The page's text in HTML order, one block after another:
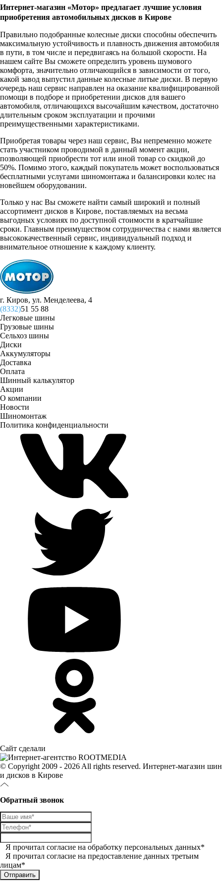
Интернет-магазин «Мотор» предлагает лучшие условия
приобретения автомобильных дисков в Кирове
Правильно подобранные колесные диски способны обеспечить
максимальную устойчивость и плавность движения автомобиля
в пути, в том числе и передвигаясь на большой скорости. На
нашем сайте Вы сможете определить уровень шумового
комфорта, значительно отличающийся в зависимости от того,
какой завод выпустил данные колесные литые диски. В первую
очередь наш сервис направлен на оказание квалифицированной
помощи в подборе и приобретении дисков для вашего
автомобиля, отличающихся высочайшим качеством, достаточно
длительным сроком эксплуатации и прочими
преимущественными характеристиками.
Приобретая товары через наш сервис, Вы непременно можете
стать участником проводимой в данный момент акции,
позволяющей приобрести тот или иной товар со скидкой до
50%. Помимо этого, каждый покупатель может воспользоваться
бесплатными услугами шиномонтажа и балансировки колес на
новейшем оборудовании.
Только у нас Вы сможете найти самый широкий и полный
ассортимент дисков в Кирове, поставляемых на весьма
выгодных условиях по доступной стоимости в кратчайшие
сроки. Главным преимуществом сотрудничества с нами является
высококачественный сервис, индивидуальный подход и
внимательное отношение к каждому клиенту.
г. Киров, ул. Менделеева, 4
(8332)51 55 88
Легковые шины
Грузовые шины
Сельхоз шины
Диски
Аккумуляторы
Доставка
Оплата
Шинный калькулятор
Акции
О компании
Новости
Шиномонтаж
Политика конфиденциальности
Сайт сделали
© Copyright 2009 - 2026 All rights reserved. Интернет-магазин шин
и дисков в Кирове
Обратный звонок
Я прочитал согласие на обработку персональных данных*
Я прочитал согласие на предоставление данных третьим
лицам*